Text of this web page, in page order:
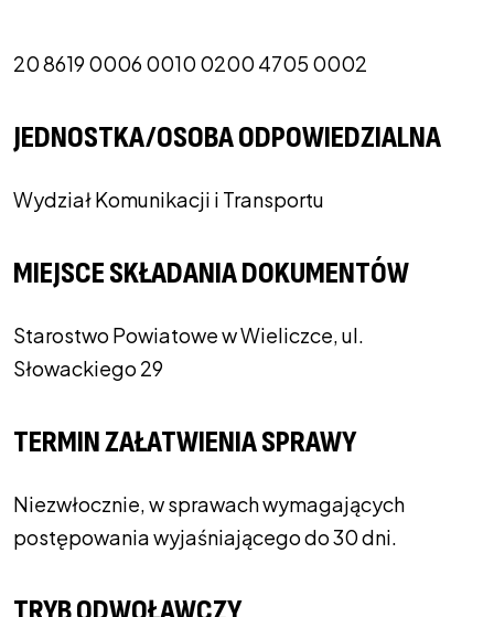
20 8619 0006 0010 0200 4705 0002
JEDNOSTKA/OSOBA ODPOWIEDZIALNA
Wydział Komunikacji i Transportu
MIEJSCE SKŁADANIA DOKUMENTÓW
Starostwo Powiatowe w Wieliczce, ul.
Słowackiego 29
TERMIN ZAŁATWIENIA SPRAWY
Niezwłocznie, w sprawach wymagających
postępowania wyjaśniającego do 30 dni.